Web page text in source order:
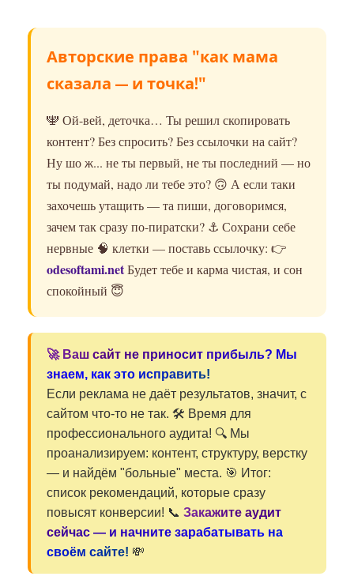
Авторские права "как мама
сказала — и точка!"
🕎 Ой-вей, деточка… Ты решил скопировать
контент? Без спросить? Без ссылочки на сайт?
Ну шо ж... не ты первый, не ты последний — но
ты подумай, надо ли тебе это? 🙃 А если таки
захочешь утащить — та пиши, договоримся,
зачем так сразу по-пиратски? ⚓️ Сохрани себе
нервные 🧠 клетки — поставь ссылочку: 👉
odesoftami.netБудет тебе и карма чистая, и сон
спокойный 😇
🚀 Ваш сайт не приносит прибыль? Мы
знаем, как это исправить!
Если реклама не даёт результатов, значит, с
сайтом что-то не так. 🛠️ Время для
профессионального аудита! 🔍 Мы
проанализируем: контент, структуру, верстку
— и найдём "больные" места. 🎯 Итог:
список рекомендаций, которые сразу
повысят конверсии! 📞 Закажите аудит
сейчас — и начните зарабатывать на
своём сайте! 💸